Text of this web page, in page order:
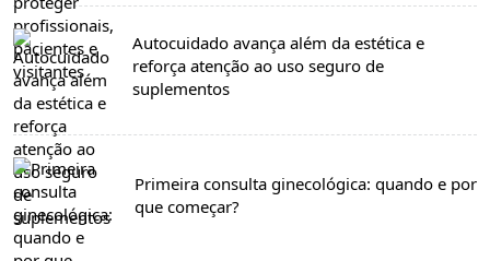
Autocuidado avança além da estética e
reforça atenção ao uso seguro de
suplementos
Primeira consulta ginecológica: quando e por
que começar?